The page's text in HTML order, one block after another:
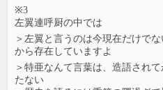
※3
左翼連呼厨の中では
＞左翼と言うのは今現在だけで
から存在していますよ
＞特亜なんて言葉は、造語され
たない